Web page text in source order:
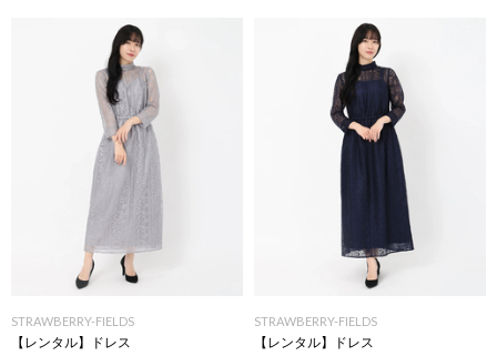
STRAWBERRY-FIELDS
【レンタル】ドレス
STRAWBERRY-FIELDS
【レンタル】ドレス